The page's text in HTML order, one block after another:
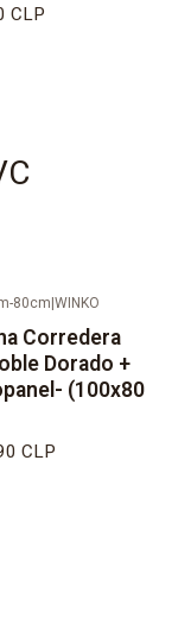
CLP
80cm WINKO
Corredera
Dorado +
(100x80
CLP